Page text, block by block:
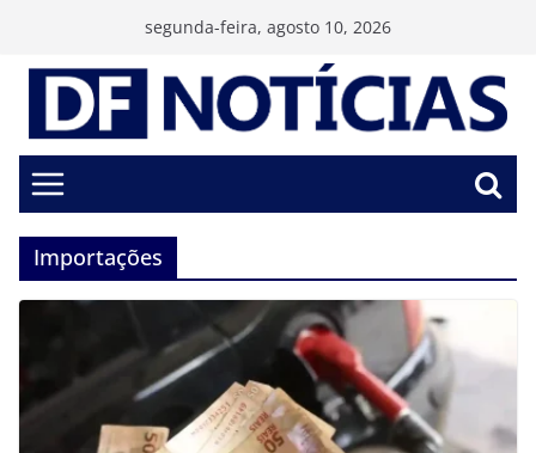
conteúdo
segunda-feira, agosto 10, 2026
Importações